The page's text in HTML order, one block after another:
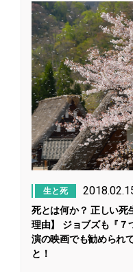
生と死
死とは何か？ 正しい死
理由】 ジョブズも『７
演の映画でも勧められ
と！